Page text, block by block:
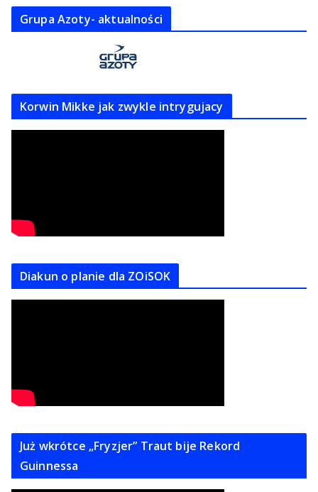
Grupa Azoty- aktualności
Korwin Mikke jak zwykle intrygujacy
Diakun o planie dla ZOiSOK
Już wkrótce „Fryzjer” Traut bije Rekord
Guinnessa